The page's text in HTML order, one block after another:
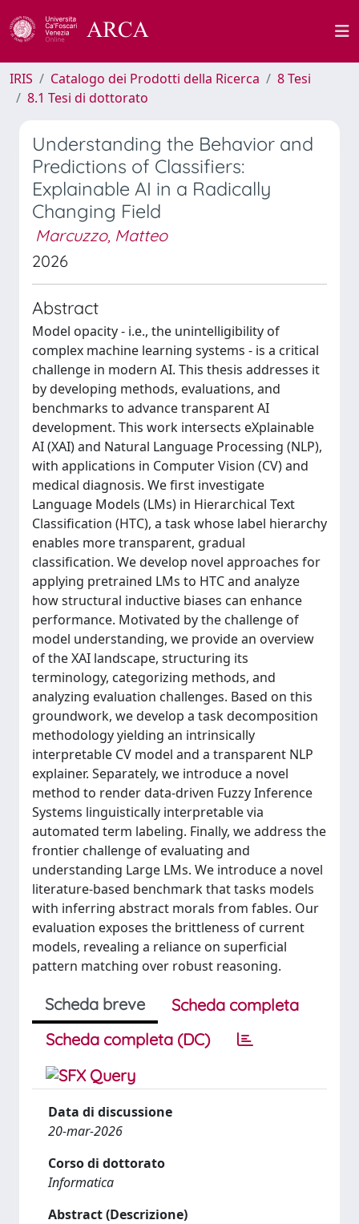
IRIS Catalogo dei Prodotti della Ricerca
8 Tesi
8.1 Tesi di dottorato
Understanding the Behavior and
Predictions of Classifiers:
Explainable AI in a Radically
Changing Field
Marcuzzo, Matteo
2026
Abstract
Model opacity - i.e., the unintelligibility of
complex machine learning systems - is a critical
challenge in modern AI. This thesis addresses it
by developing methods, evaluations, and
benchmarks to advance transparent AI
development. This work intersects eXplainable
AI (XAI) and Natural Language Processing (NLP),
with applications in Computer Vision (CV) and
medical diagnosis. We first investigate
Language Models (LMs) in Hierarchical Text
Classification (HTC), a task whose label hierarchy
enables more transparent, gradual
classification. We develop novel approaches for
applying pretrained LMs to HTC and analyze
how structural inductive biases can enhance
performance. Motivated by the challenge of
model understanding, we provide an overview
of the XAI landscape, structuring its
terminology, categorizing methods, and
analyzing evaluation challenges. Based on this
groundwork, we develop a task decomposition
methodology yielding an intrinsically
interpretable CV model and a transparent NLP
explainer. Separately, we introduce a novel
method to render data-driven Fuzzy Inference
Systems linguistically interpretable via
automated term labeling. Finally, we address the
frontier challenge of evaluating and
understanding Large LMs. We introduce a novel
literature-based benchmark that tasks models
with inferring abstract morals from fables. Our
evaluation exposes the brittleness of current
models, revealing a reliance on superficial
pattern matching over robust reasoning.
Scheda breve
Scheda completa
Scheda completa (DC)
Data di discussione
20-mar-2026
Corso di dottorato
Informatica
Abstract (Descrizione)